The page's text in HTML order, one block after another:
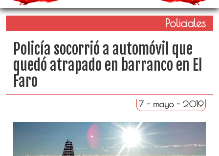
Policiales
Policía socorrió a automóvil que
quedó atrapado en barranco en El
Faro
7 - mayo - 2019